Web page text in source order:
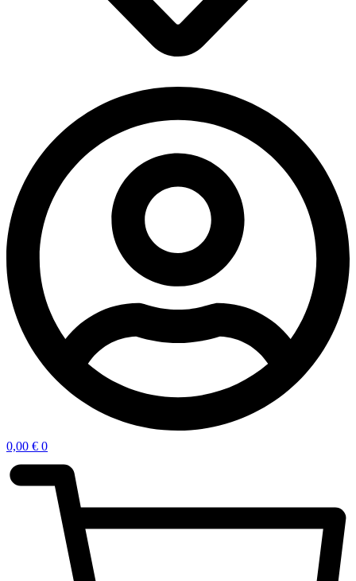
0,00 € 0